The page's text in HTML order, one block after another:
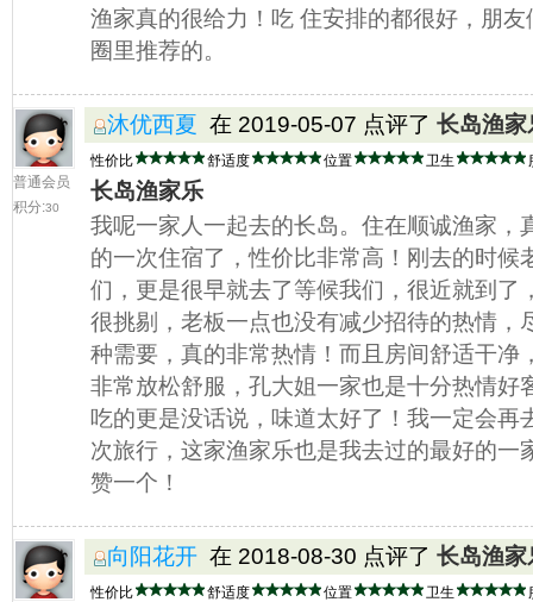
渔家真的很给力！吃 住安排的都很好，朋
圈里推荐的。
普通会员
积分:30
沐优西夏 在 2019-05-07 点评了 长岛渔家
性价比 舒适度 位置 卫生
长岛渔家乐
我呢一家人一起去的长岛。住在顺诚渔家，
的一次住宿了，性价比非常高！刚去的时候
们，更是很早就去了等候我们，很近就到了
很挑剔，老板一点也没有减少招待的热情，
种需要，真的非常热情！而且房间舒适干净
非常放松舒服，孔大姐一家也是十分热情好
吃的更是没话说，味道太好了！我一定会再
次旅行，这家渔家乐也是我去过的最好的一
赞一个！
向阳花开 在 2018-08-30 点评了 长岛渔家
性价比 舒适度 位置 卫生